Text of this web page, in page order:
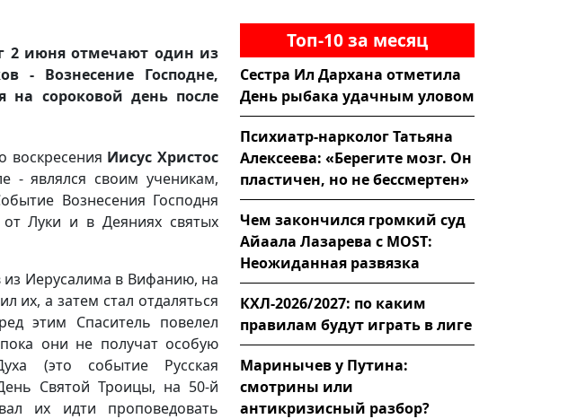
2 июня отмечают один из
- Вознесение Господне,
на сороковой день после
воскресения Иисус Христос
- являлся своим ученикам,
Вознесения Господня
Луки и в Деяниях святых
из Иерусалима в Вифанию, на
их, а затем стал отдаляться
этим Спаситель повелел
они не получат особую
(это событие Русская
Святой Троицы, на 50-й
их идти проповедовать
Топ-10 за месяц
Сестра Ил Дархана отметила
День рыбака удачным уловом
Психиатр-нарколог Татьяна
Алексеева: «Берегите мозг. Он
пластичен, но не бессмертен»
Чем закончился громкий суд
Айаала Лазарева с MOST:
Неожиданная развязка
КХЛ-2026/2027: по каким
правилам будут играть в лиге
Маринычев у Путина:
смотрины или
антикризисный разбор?